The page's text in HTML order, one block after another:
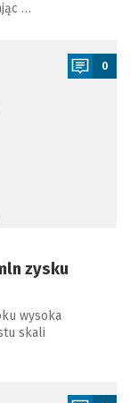
…
0
zysku
wysoka
skali